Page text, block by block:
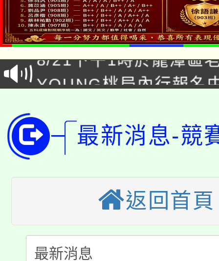
「本色祭」8/29、30在
場熱烈登場!
8/21下午1時於龍潭區
徵才活動。
YOUNG桃局內行報名
開!
115年桃園市運動會8/
田徑場及游泳池舉行。
桃園市低收入戶享有免
視費優惠，中低收入戶
半價優惠，詳情可洽有
者。
大園自造教育及科技中
份教師增能研習
大溪自造教育及科技
份教師研習
淨零綠生活教案入校路
會
115年食農教育專業人
最新消息-競
返回首頁